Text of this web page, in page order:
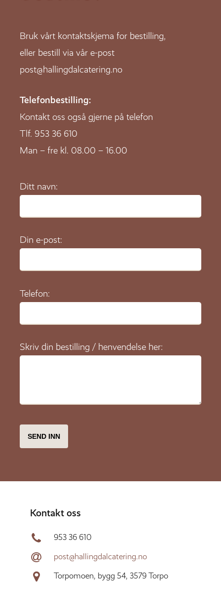
Bruk vårt kontaktskjema for bestilling,
eller bestill via vår e-post
post@hallingdalcatering.no
Telefonbestilling:
Kontakt oss også gjerne på telefon
Tlf. 953 36 610
Man – fre kl. 08.00 – 16.00
Ditt navn:
Din e-post:
Telefon:
Skriv din bestilling / henvendelse her:
Kontakt oss
953 36 610
post@hallingdalcatering.no
Torpomoen, bygg 54, 3579 Torpo